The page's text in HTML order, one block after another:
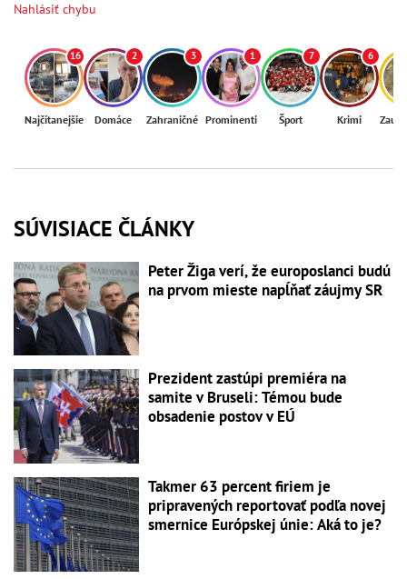
Nahlásiť chybu
16
Najčítanejšie
2
Domáce
3
Zahraničné
1
Prominenti
7
Šport
6
Krimi
SÚVISIACE ČLÁNKY
Peter Žiga verí, že europoslanci budú
na prvom mieste napĺňať záujmy SR
Prezident zastúpi premiéra na
samite v Bruseli: Témou bude
obsadenie postov v EÚ
Takmer 63 percent firiem je
pripravených reportovať podľa novej
smernice Európskej únie: Aká to je?